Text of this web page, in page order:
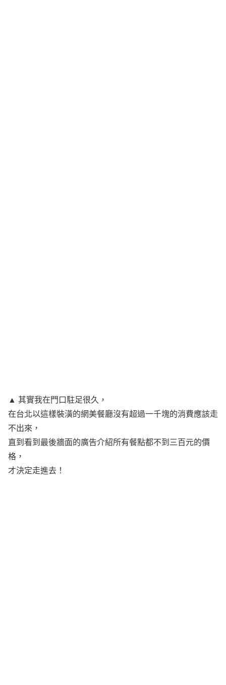
▲ 其實我在門口駐足很久，
在台北以這樣裝潢的網美餐廳沒有超過一千塊的消費應該走
不出來，
直到看到最後牆面的廣告介紹所有餐點都不到三百元的價
格，
才決定走進去！